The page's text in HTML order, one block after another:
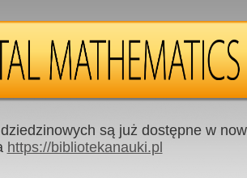
są już dostępne w
https://bibliotekanauki.pl